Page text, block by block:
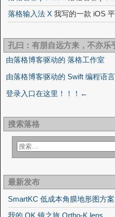
落格输入法 X 我写的一款 iOS
孔曰：有朋自远方来，不亦乐
由落格博客驱动的 落格工作室
由落格博客驱动的 Swift 编程语言
登录入口在这里！！！←
搜索落格
最新发布
SmartKC 低成本角膜地形图方案
我的 OK 镜之旅 Ortho-K lens